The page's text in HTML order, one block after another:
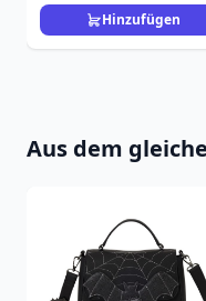
Hinzufügen
Aus dem